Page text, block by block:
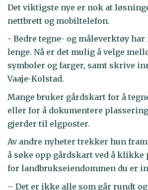
Det viktigste nye er nok at
nettbrett og mobiltelefon.
- Bedre tegne- og måleverktøy
lenge. Nå er det mulig å velge
symboler og farger, samt skrive
Vaaje-Kolstad.
Mange bruker gårdskart for å
eller for å dokumentere
gjerder til elgposter.
Av andre nyheter trekker hun
å søke opp gårdskart ved å
for landbrukseiendommen du er
– Det er ikke alle som går rundt